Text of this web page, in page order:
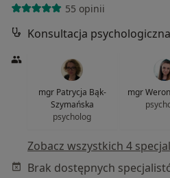
55 opinii
Konsultacja
mgr Patrycja Bąk-
Szymańska
psycholog
mgr
Zobacz wszystkich 4